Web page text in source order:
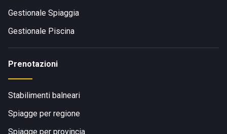
Gestionale Spiaggia
Gestionale Piscina
Prenotazioni
Stabilimenti balneari
Spiagge per regione
Spiagge per provincia